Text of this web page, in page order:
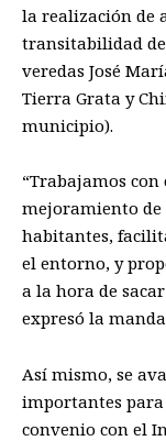
la realización de
transitabilidad
veredas José
Tierra Grata y
municipio).
“Trabajamos con
mejoramiento de
habitantes,
el entorno, y
a la hora de
expresó la
Así mismo, se
importantes
convenio con el I